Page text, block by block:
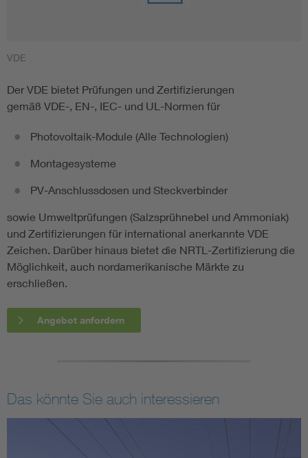
VDE
Der VDE bietet Prüfungen und Zertifizierungen
gemäß VDE-, EN-, IEC- und UL-Normen für
Photovoltaik-Module (Alle Technologien)
Montagesysteme
PV-Anschlussdosen und Steckverbinder
sowie Umweltprüfungen (Salzsprühnebel und Ammoniak)
und Zertifizierungen für international anerkannte VDE
Zeichen. Darüber hinaus bietet die NRTL-Zertifizierung die
Möglichkeit, auch nordamerikanische Märkte zu
erschließen.
Angebot anfordern
Das könnte Sie auch interessieren